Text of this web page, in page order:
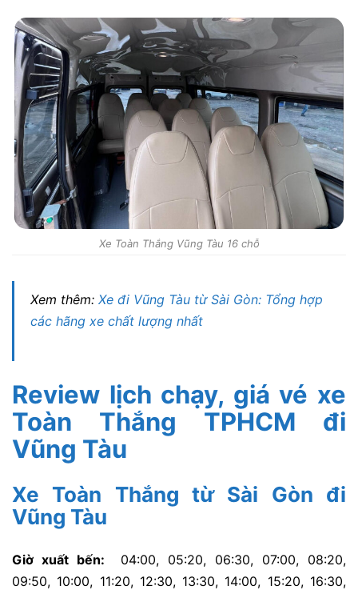
Xe Toàn Thắng Vũng Tàu 16 chỗ
Xem thêm: Xe đi Vũng Tàu từ Sài Gòn: Tổng hợp
các hãng xe chất lượng nhất
Review lịch chạy, giá vé xe
Toàn Thắng TPHCM đi
Vũng Tàu
Xe Toàn Thắng từ Sài Gòn đi
Vũng Tàu
Giờ xuất bến: 04:00, 05:20, 06:30, 07:00, 08:20,
09:50, 10:00, 11:20, 12:30, 13:30, 14:00, 15:20, 16:30,